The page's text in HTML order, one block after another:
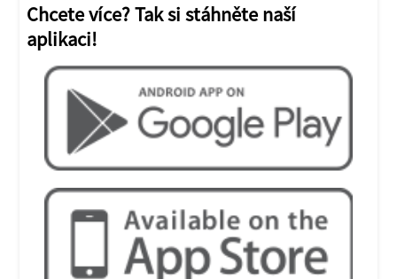
Chcete více? Tak si stáhněte naší
aplikaci!